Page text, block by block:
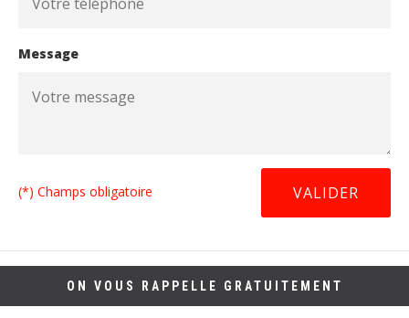
Message
(*) Champs obligatoire
ON VOUS RAPPELLE GRATUITEMENT